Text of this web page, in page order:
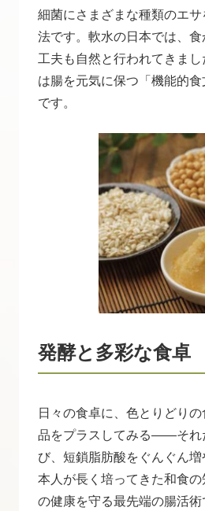
細菌にさまざまな種類のエ
法です。軟水の日本では、食
工夫も自然と行われてきま
は腸を元気に保つ「機能的
です。
発酵と多彩な食卓
日々の食卓に、色とりどり
品をプラスしてみる――それ
び、短鎖脂肪酸をぐんぐん増
本人が長く培ってきた和食
の健康を守る最先端の腸活術